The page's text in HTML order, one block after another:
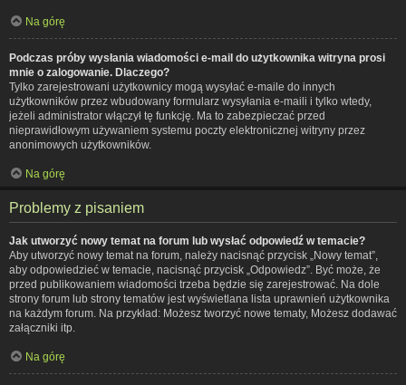
Na górę
Podczas próby wysłania wiadomości e-mail do użytkownika witryna prosi
mnie o zalogowanie. Dlaczego?
Tylko zarejestrowani użytkownicy mogą wysyłać e-maile do innych
użytkowników przez wbudowany formularz wysyłania e-maili i tylko wtedy,
jeżeli administrator włączył tę funkcję. Ma to zabezpieczać przed
nieprawidłowym używaniem systemu poczty elektronicznej witryny przez
anonimowych użytkowników.
Na górę
Problemy z pisaniem
Jak utworzyć nowy temat na forum lub wysłać odpowiedź w temacie?
Aby utworzyć nowy temat na forum, należy nacisnąć przycisk „Nowy temat”,
aby odpowiedzieć w temacie, nacisnąć przycisk „Odpowiedz”. Być może, że
przed publikowaniem wiadomości trzeba będzie się zarejestrować. Na dole
strony forum lub strony tematów jest wyświetlana lista uprawnień użytkownika
na każdym forum. Na przykład: Możesz tworzyć nowe tematy, Możesz dodawać
załączniki itp.
Na górę